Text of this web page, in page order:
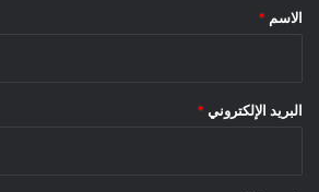
*
الاسم *
البريد الإلكتروني *